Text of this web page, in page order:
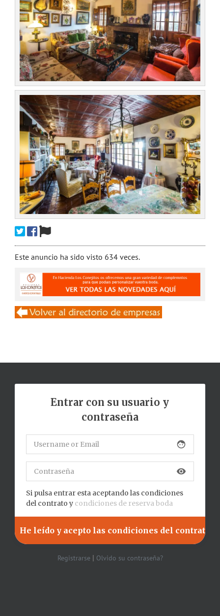
Este anuncio ha sido visto 634 veces.
Entrar con su usuario y
contraseña
face
visibility
Si pulsa entrar esta aceptando las condiciones
del contrato y condiciones de reserva boda
Registrarse| Olvido su contraseña?